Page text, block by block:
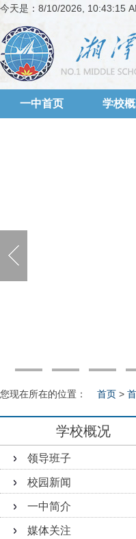
今天是： 8/10/2026, 10:43:15
一中首页 学校
您现在所在的位置： 首页 >
学校概况
领导班子
校园新闻
一中简介
媒体关注